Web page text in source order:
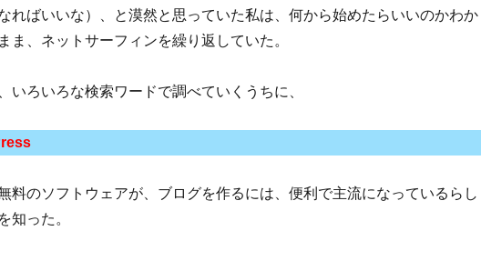
ればいいな）、と漠然と思っていた私は、何から始めたらいいのかわか
ま、ネットサーフィンを繰り返していた。
いろいろな検索ワードで調べていくうちに、
料のソフトウェアが、ブログを作るには、便利で主流になっているらし
知った。